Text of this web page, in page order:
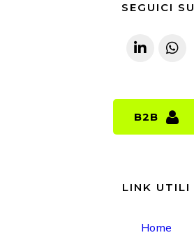
SEGUICI SU
B2B
B2B
LINK UTILI
Home